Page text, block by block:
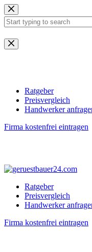
Zum
Inhalt
springen
Keine
Ergebnisse
Ratgeber
Preisvergleich
Handwerker
Firma kostenfrei eintragen
Ratgeber
Preisvergleich
Handwerker
Firma kostenfrei eintragen